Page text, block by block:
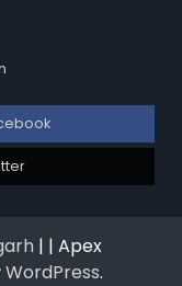
| | Apex
WordPress.